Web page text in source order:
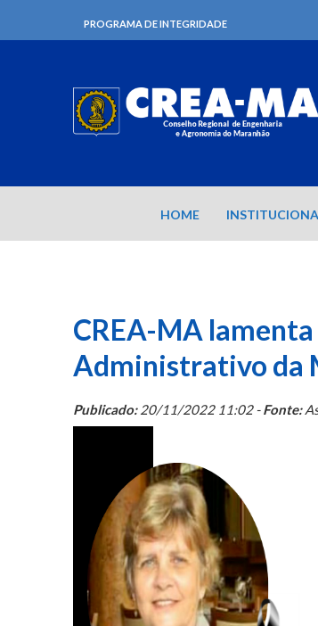
PROGRAMA DE INTEGRIDADE
HOME
CREA-MA
Administrativo da
Publicado:20/11/2022 11:02 -Fonte: